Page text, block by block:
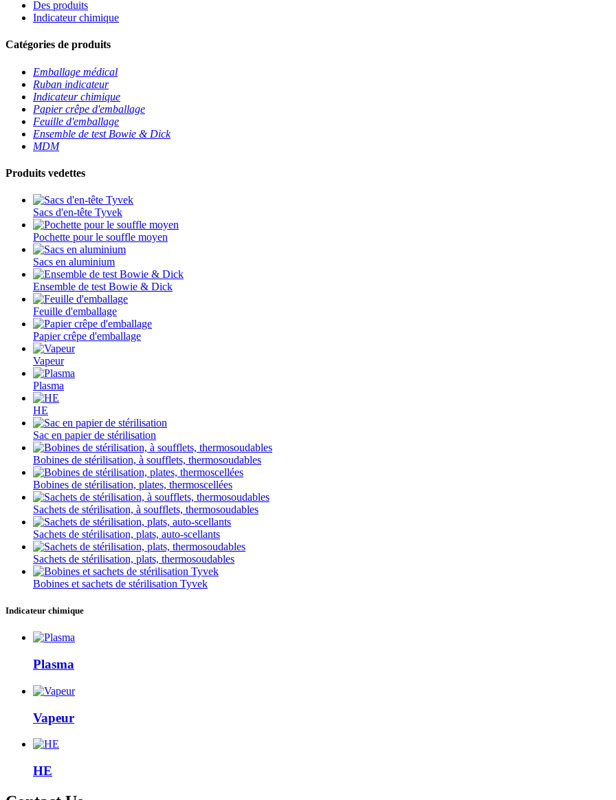
Des produits
Indicateur chimique
Catégories de produits
Emballage médical
Ruban indicateur
Indicateur chimique
Papier crêpe d'emballage
Feuille d'emballage
Ensemble de test Bowie & Dick
MDM
Produits vedettes
Sacs d'en-tête Tyvek
Pochette pour le souffle moyen
Sacs en aluminium
Ensemble de test Bowie & Dick
Feuille d'emballage
Papier crêpe d'emballage
Vapeur
Plasma
HE
Sac en papier de stérilisation
Bobines de stérilisation, à soufflets, thermosoudables
Bobines de stérilisation, plates, thermoscellées
Sachets de stérilisation, à soufflets, thermosoudables
Sachets de stérilisation, plats, auto-scellants
Sachets de stérilisation, plats, thermosoudables
Bobines et sachets de stérilisation Tyvek
Indicateur chimique
Plasma
Vapeur
HE